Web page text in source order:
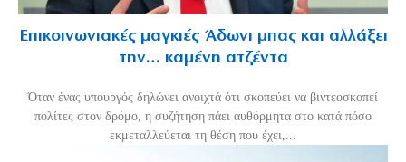
Επικοινωνιακές μαγκιές Άδωνι μπας και αλλάξει
την… καμένη ατζέντα
Όταν ένας υπουργός δηλώνει ανοιχτά ότι σκοπεύει να βιντεοσκοπεί
πολίτες στον δρόμο, η συζήτηση πάει αυθόρμητα στο κατά πόσο
εκμεταλλεύεται τη θέση που έχει,...